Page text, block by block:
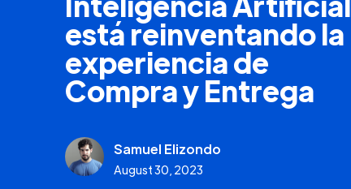
está reinventando la
experiencia de
Compra y Entrega
Samuel Elizondo
August 30, 2023